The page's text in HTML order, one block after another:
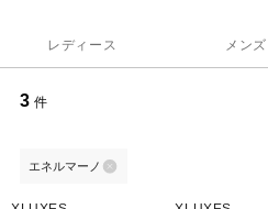
レディース メンズ
3 件
エネルマーノ